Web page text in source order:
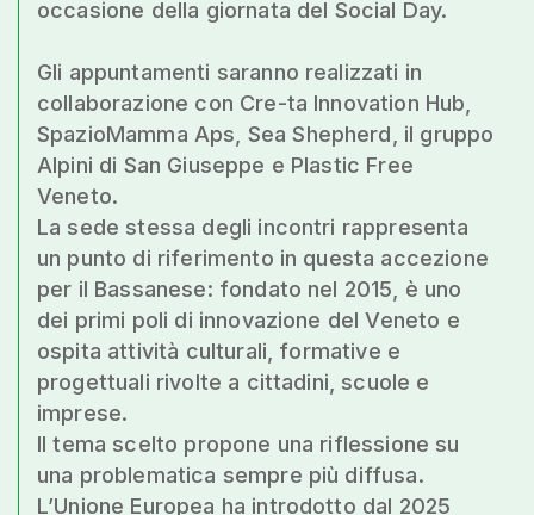
occasione della giornata del Social Day.
Gli appuntamenti saranno realizzati in
collaborazione con Cre-ta Innovation Hub,
SpazioMamma Aps, Sea Shepherd, il gruppo
Alpini di San Giuseppe e Plastic Free
Veneto.
La sede stessa degli incontri rappresenta
un punto di riferimento in questa accezione
per il Bassanese: fondato nel 2015, è uno
dei primi poli di innovazione del Veneto e
ospita attività culturali, formative e
progettuali rivolte a cittadini, scuole e
imprese.
Il tema scelto propone una riflessione su
una problematica sempre più diffusa.
L’Unione Europea ha introdotto dal 2025